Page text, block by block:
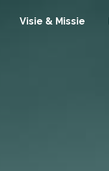
Visie & Missie